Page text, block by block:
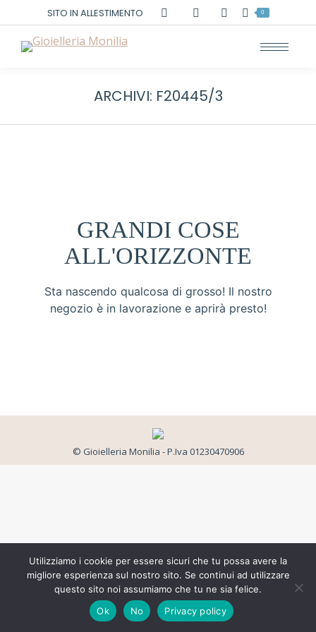
SITO IN ALLESTIMENTO Cerca: 0
ARCHIVI: F20445/3
GRANDI COSE
ALL'ORIZZONTE
Sta nascendo qualcosa di grosso! Il nostro
negozio è in lavorazione e aprirà presto!
© Gioielleria Monilia - P.Iva 01230470906
Utilizziamo i cookie per essere sicuri che tu possa avere la
migliore esperienza sul nostro sito. Se continui ad utilizzare
questo sito noi assumiamo che tu ne sia felice.
Ok
No Privacy policy